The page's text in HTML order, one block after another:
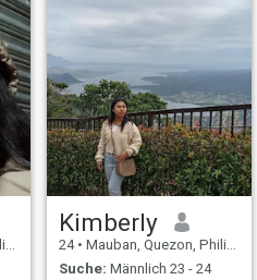
Kimberly
24 • Mauban, Quezon, Philippinen
Suche: Männlich 23 - 24